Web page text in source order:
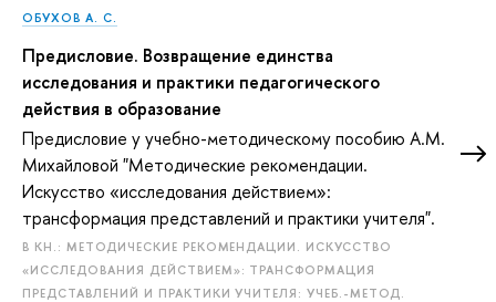
ОБУХОВ А. С.
Предисловие. Возвращение единства
исследования и практики педагогического
действия в образование
Предисловие у учебно-методическому пособию А.М.
Михайловой "Методические рекомендации.
Искусство «исследования действием»:
трансформация представлений и практики учителя".
В КН.: МЕТОДИЧЕСКИЕ РЕКОМЕНДАЦИИ. ИСКУССТВО
«ИССЛЕДОВАНИЯ ДЕЙСТВИЕМ»: ТРАНСФОРМАЦИЯ
ПРЕДСТАВЛЕНИЙ И ПРАКТИКИ УЧИТЕЛЯ: УЧЕБ.-МЕТОД.